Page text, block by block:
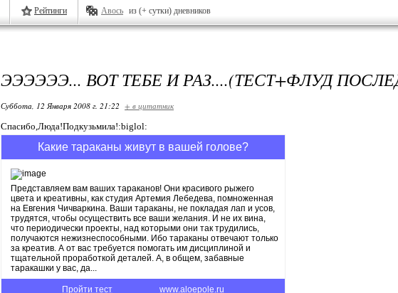
Рейтинги Авось из (+ сутки) дневников
ЭЭЭЭЭЭ... ВОТ ТЕБЕ И РАЗ....(ТЕСТ+ФЛУД
Суббота, 12 Января 2008 г. 21:22 + в цитатник
Спасибо,Люда!Подкузьмила!:biglol:
Какие тараканы живут в вашей голове?
Представляем вам ваших тараканов! Они красивого рыжего
цвета и креативны, как студия Артемия Лебедева, помноженная
на Евгения Чичваркина. Ваши тараканы, не покладая лап и усов,
трудятся, чтобы осуществить все ваши желания. И не их вина,
что периодически проекты, над которыми они так трудились,
получаются нежизнеспособными. Ибо тараканы отвечают только
за креатив. А от вас требуется помогать им дисциплиной и
тщательной проработкой деталей. А, в общем, забавные
таракашки у вас, да...
Пройти тест www.aloepole.ru